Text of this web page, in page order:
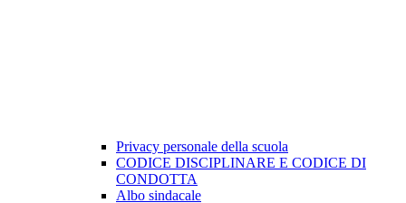
Privacy personale della scuola
CODICE DISCIPLINARE E CODICE DI
CONDOTTA
Albo sindacale